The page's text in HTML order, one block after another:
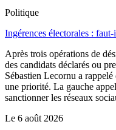
Politique
Ingérences électorales :
Après trois opérations de
des candidats déclarés ou
Sébastien Lecornu a
une priorité. La gauche
sanctionner les réseaux
Le 6 août 2026